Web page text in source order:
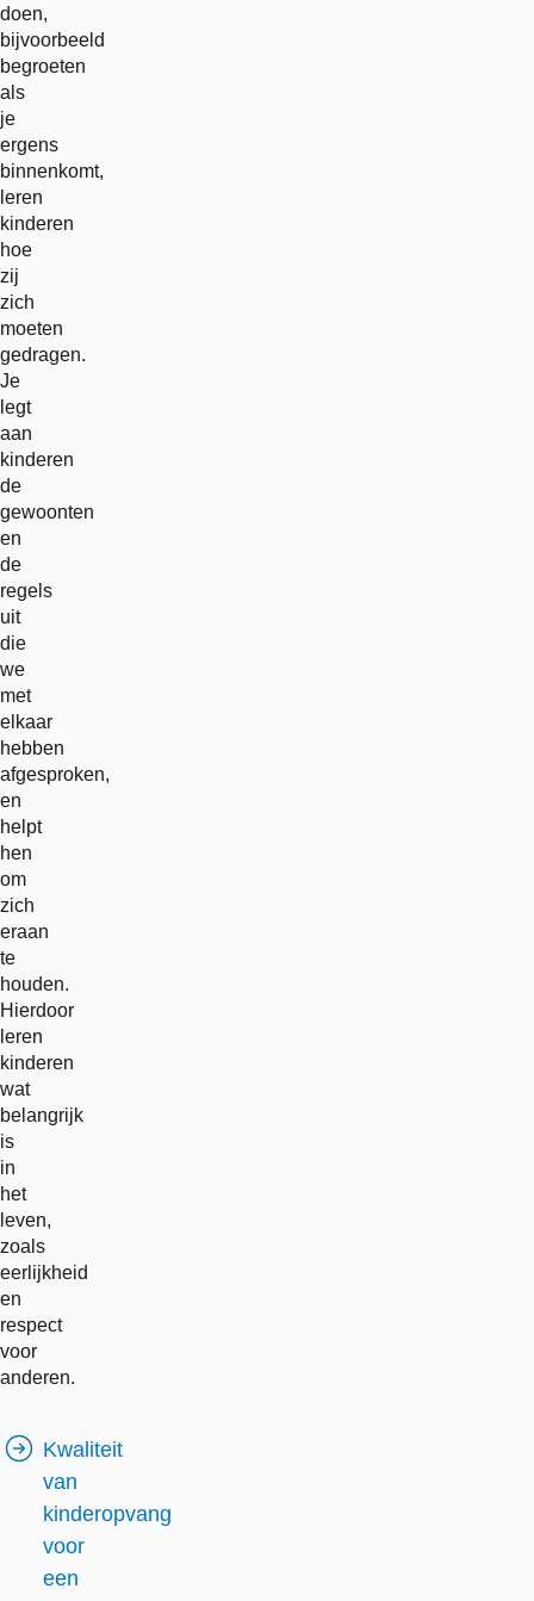
doen,
bijvoorbeeld
begroeten
als
je
ergens
binnenkomt,
leren
kinderen
hoe
zij
zich
moeten
gedragen.
Je
legt
aan
kinderen
de
gewoonten
en
de
regels
uit
die
we
met
elkaar
hebben
afgesproken,
en
helpt
hen
om
zich
eraan
te
houden.
Hierdoor
leren
kinderen
wat
belangrijk
is
in
het
leven,
zoals
eerlijkheid
en
respect
voor
anderen.
Kwaliteit
van
kinderopvang
voor
een